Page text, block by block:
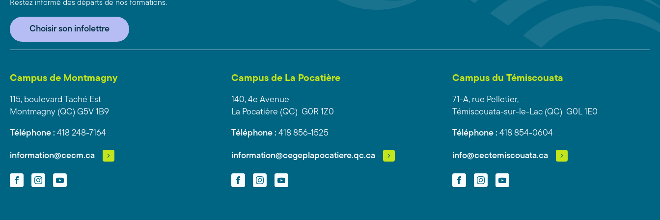
Restez informé des départs de nos formations.
Choisir son infolettre
Campus de Montmagny
115, boulevard Taché Est
Montmagny (QC) G5V 1B9
Téléphone : 418 248-7164
information@cecm.ca
FacebookInstagramYouTube
Campus de La Pocatière
140, 4e Avenue
La Pocatière (QC) G0R 1Z0
Téléphone : 418 856-1525
information@cegeplapocatiere.qc.ca
FacebookInstagramYouTube
Campus du Témiscouata
71-A, rue Pelletier,
Témiscouata-sur-le-Lac (QC) G0L 1E0
Téléphone : 418 854-0604
info@cectemiscouata.ca
FacebookInstagramYouTube